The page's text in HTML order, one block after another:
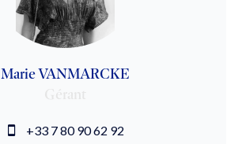
Marie VANMARCKE
+33 7 80 90 62 92